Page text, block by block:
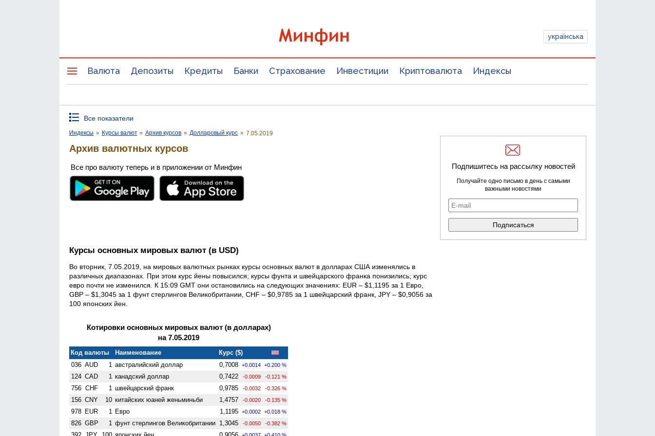
українська
Валюта Депозиты Кредиты Банки Страхование Инвестиции Криптовалюта Индексы
Все показатели
Индексы » Курсы валют » Архив курсов » Долларовый курс » 7.05.2019
Архив валютных курсов
Все про валюту теперь и в приложении от Минфин
Курсы основных мировых валют (в USD)
Во вторник, 7.05.2019, на мировых валютных рынках курсы основных валют в долларах США изменялись в
различных диапазонах. При этом курс йены повысился; курсы фунта и швейцарского франка понизились; курс
евро почти не изменился. К 15:09 GMT они остановились на следующих значениях: EUR – $1,1195 за 1 Евро,
GBP – $1,3045 за 1 фунт стерлингов Велико­британии, CHF – $0,9785 за 1 швейцарский франк, JPY – $0,9056 за
100 японских йен.
Котировки основных мировых валют (в долларах)
на 7.05.2019
Код валюты Наименование
Курс ($)
036 AUD 1 австралийский доллар 0,7008 +0.0014 +0.200 %
124 CAD 1 канадский доллар 0,7422 -0.0009 -0.121 %
756 CHF 1 швейцарский франк 0,9785 -0.0032 -0.326 %
156 CNY 10 китайских юаней женьминьби 1,4757 -0.0020 -0.135 %
978 EUR 1 Евро 1,1195 +0.0002 +0.018 %
826 GBP 1 фунт стерлингов Велико­британии 1,3045 -0.0050 -0.382 %
Подпишитесь на рассылку новостей
Получайте одно письмо в день с самыми
важными новостями